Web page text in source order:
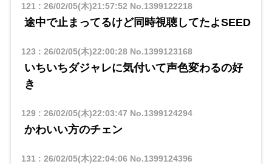
121 : 26/02/05(木)21:57:52 No.1399122218
途中で止まってるけど同時視聴してたよSEED
123 : 26/02/05(木)22:00:28No.1399123168
いちいちダジャレに気付いて声色変わるの好
き
129: 26/02/05(木)22:03:47 No.1399124294
かわいい方のチェン
131 : 26/02/05(木)22:04:06 No.1399124396